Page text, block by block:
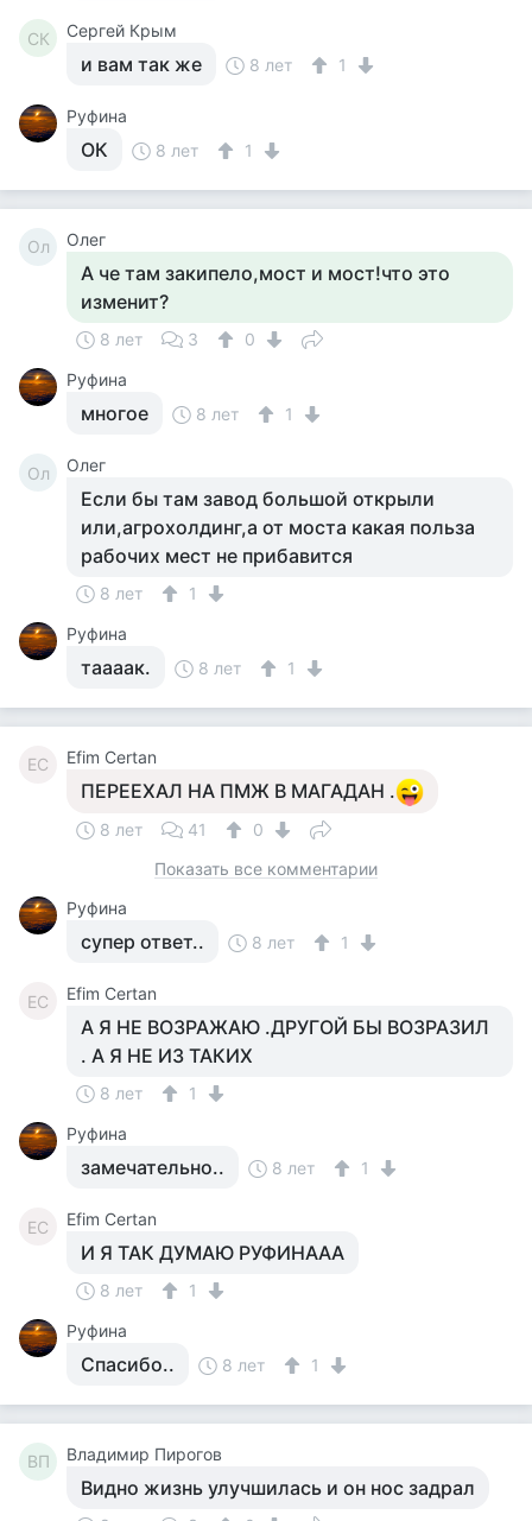
СК Сергей Крым
и вам так же 8 лет 1
Руфина
ОК 8 лет 1
Ол Олег
А че там закипело,мост и мост!что это
изменит?
8 лет 3
0
Руфина
многое 8 лет 1
Ол Олег
Если бы там завод большой открыли
или,агрохолдинг,а от моста какая польза
рабочих мест не прибавится
8 лет
1
Руфина
таааак. 8 лет 1
EC Efim Certan
ПЕРЕЕХАЛ НА ПМЖ В МАГАДАН .
8 лет 41
0
Показать все комментарии
Руфина
супер ответ.. 8 лет 1
EC Efim Certan
А Я НЕ ВОЗРАЖАЮ .ДРУГОЙ БЫ ВОЗРАЗИЛ
. А Я НЕ ИЗ ТАКИХ
8 лет
1
Руфина
замечательно.. 8 лет 1
EC Efim Certan
И Я ТАК ДУМАЮ РУФИНААА
8 лет
1
Руфина
Спасибо.. 8 лет 1
ВП Владимир Пирогов
Видно жизнь улучшилась и он нос задрал